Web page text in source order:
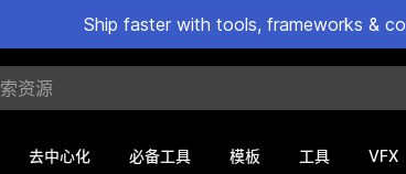
Ship faster with tools, frameworks &
去中心化 必备工具 模板 工具 VFX